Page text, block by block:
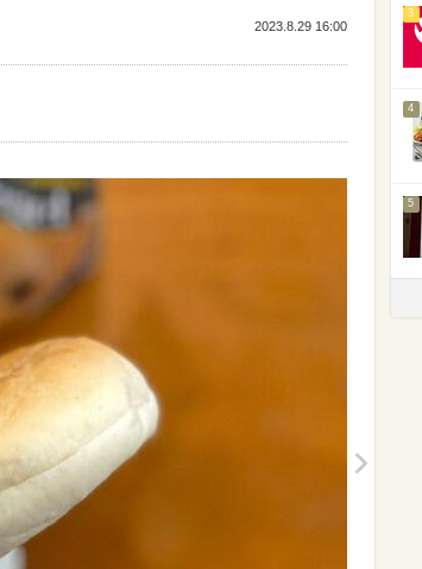
2023.8.29 16:00
3
4
5